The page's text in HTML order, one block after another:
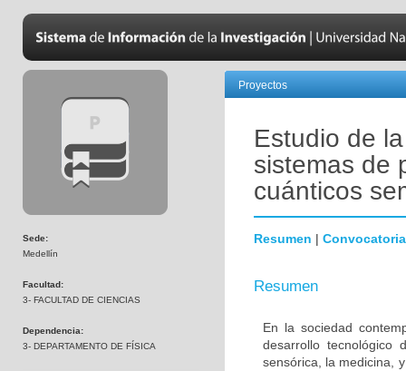
Sede:
Medellín
Facultad:
3- FACULTAD DE CIENCIAS
Dependencia:
3- DEPARTAMENTO DE FÍSICA
Proyectos
Estudio de
sistemas de
cuánticos
Resumen | Convocatoria
Resumen
En la sociedad
desarrollo tecnológico
sensórica, la medicina,